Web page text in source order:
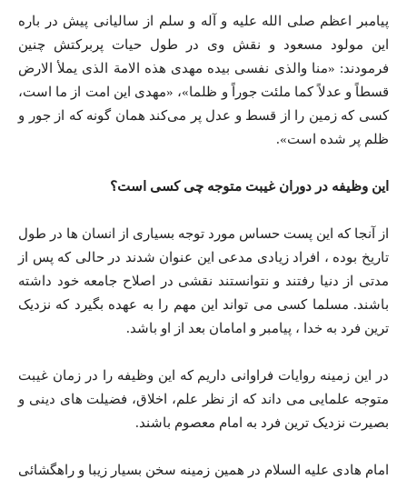
پیامبر اعظم صلی الله علیه و آله و سلم از سالیانی پیش در باره
این مولود مسعود و نقش وی در طول حیات پربرکتش چنین
فرمودند: «منا والذی نفسی بیده مهدی هذه الامة الذی یملأ الارض
قسطاً و عدلاً کما ملئت جوراً و ظلما»، «مهدی این امت از ما است،
کسی که زمین را از قسط و عدل پر می‌کند همان گونه که از جور و
ظلم پر شده است».
این وظیفه در دوران غیبت متوجه چی کسی است؟
از آنجا که این پست حساس مورد توجه بسیاری از انسان ها در طول
تاریخ بوده ، افراد زیادی مدعی این عنوان شدند در حالی که پس از
مدتی از دنیا رفتند و نتوانستند نقشی در اصلاح جامعه خود داشته
باشند. مسلما کسی می تواند این مهم را به عهده بگیرد که نزدیک
ترین فرد به خدا ، پیامبر و امامان بعد از او باشد.
در این زمینه روایات فراوانی داریم که این وظیفه را در زمان غیبت
متوجه علمایی می داند که از نظر علم، اخلاق، فضیلت های دینی و
بصیرت نزدیک ترین فرد به امام معصوم باشند.
امام هادی علیه السلام در همین زمینه سخن بسیار زیبا و راهگشائی